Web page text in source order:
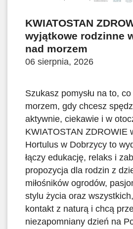
KWIATOSTAN
wyjątkowe rodzinne
nad morzem
06 sierpnia, 2026
Szukasz pomysłu na to,
morzem, gdy chcesz
aktywnie, ciekawie i w
KWIATOSTAN ZDROWIE
Hortulus w Dobrzycy to
łączy edukację, relaks i
propozycja dla rodzin z
miłośników ogrodów,
stylu życia oraz
kontakt z naturą i chcą
niezapomniany dzień na